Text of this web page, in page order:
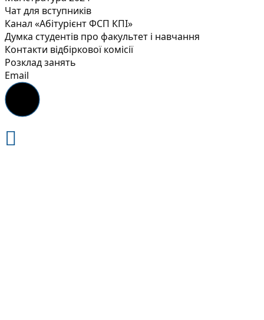
Чат для вступників
Канал «Абітурієнт ФСП КПІ»
Думка студентів про факультет і навчання
Контакти відбіркової комісії
Розклад занять
Email